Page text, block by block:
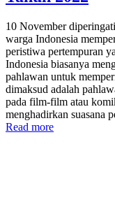
10 November
warga Indonesia
peristiwa pertempuran
Indonesia biasanya
pahlawan untuk
dimaksud adalah
pada film-film atau
menghadirkan suasana
Read more